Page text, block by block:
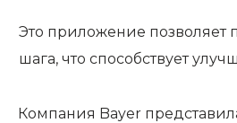
Это приложение позволяет
шага, что способствует
Компания Bayer